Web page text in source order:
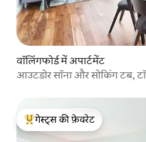
वॉलिंगफोर्ड में अपार्टमेंट
आउटडोर सॉना और सोकिंग टब,
गेस्ट्स का टॉप फ़ेवरेट
गेस्ट्स की फ़ेवरेट